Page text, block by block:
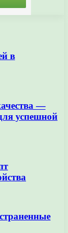
в
—
успешной